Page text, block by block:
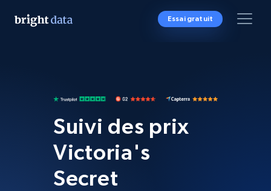
Essai gratuit
Suivi des prix
Victoria's
Secret